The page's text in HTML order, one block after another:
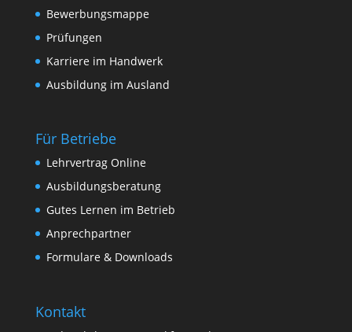
Bewerbungsmappe
Prüfungen
Karriere im Handwerk
Ausbildung im Ausland
Für Betriebe
Lehrvertrag Online
Ausbildungsberatung
Gutes Lernen im Betrieb
Anprechpartner
Formulare & Downloads
Kontakt